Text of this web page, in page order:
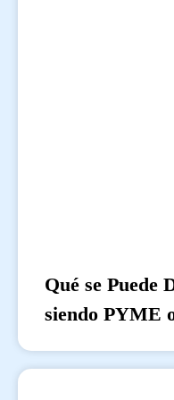
Qué se Puede
siendo PYME